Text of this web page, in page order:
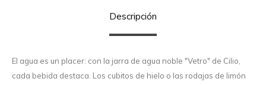
Descripción
El agua es un placer: con la jarra de agua noble "Vetro" de Cilio,
cada bebida destaca. Los cubitos de hielo o las rodajas de limón